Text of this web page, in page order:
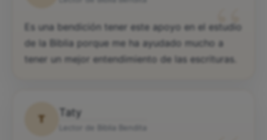
“
Es una bendición tener este apoyo en el estudio
de la Biblia porque me ha ayudado mucho a
tener un mejor entendimiento de las escrituras.
T
Taty